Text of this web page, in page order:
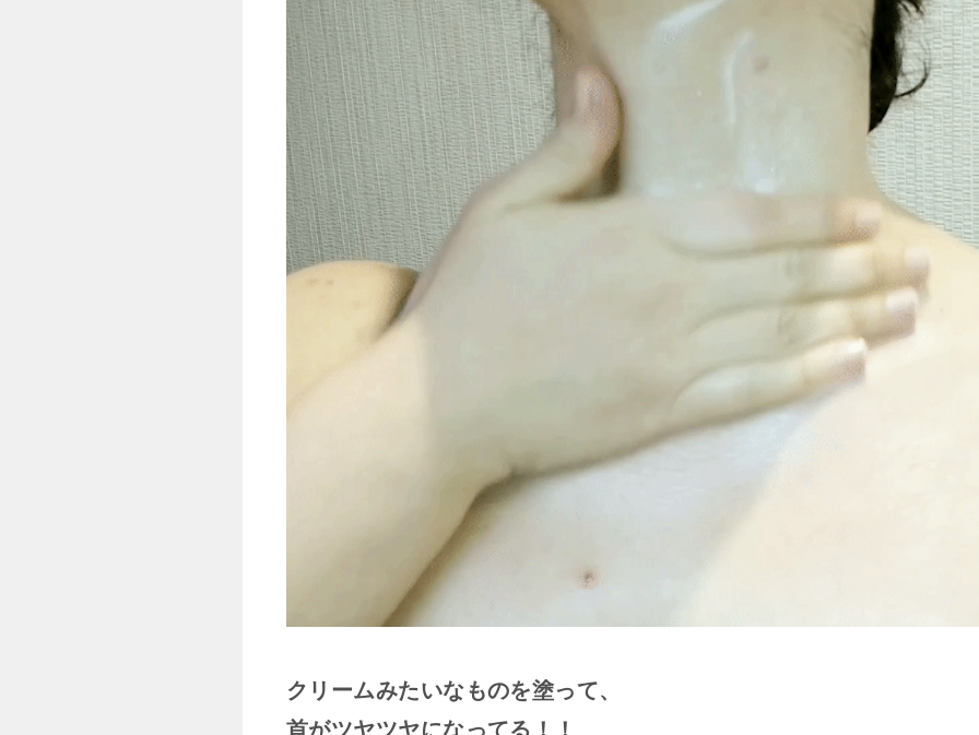
クリームみたいなものを塗って、
首がツヤツヤになってる！！